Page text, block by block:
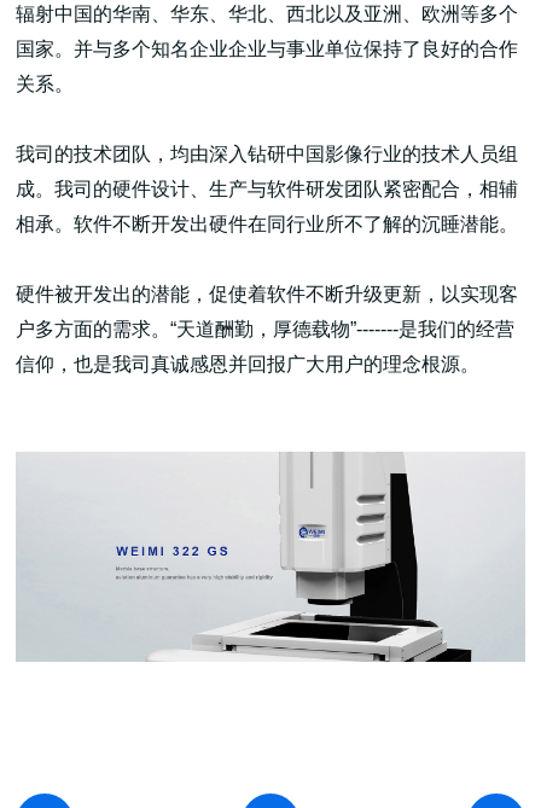
辐射中国的华南、华东、华北、西北以及亚洲、欧洲等多个
国家。并与多个知名企业企业与事业单位保持了良好的合作
关系。
我司的技术团队，均由深入钻研中国影像行业的技术人员组
成。我司的硬件设计、生产与软件研发团队紧密配合，相辅
相承。软件不断开发出硬件在同行业所不了解的沉睡潜能。
硬件被开发出的潜能，促使着软件不断升级更新，以实现客
户多方面的需求。“天道酬勤，厚德载物”-------是我们的经营
信仰，也是我司真诚感恩并回报广大用户的理念根源。